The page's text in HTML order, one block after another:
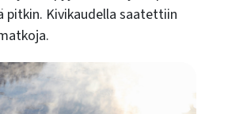
pitkin. Kivikaudella saatettiin